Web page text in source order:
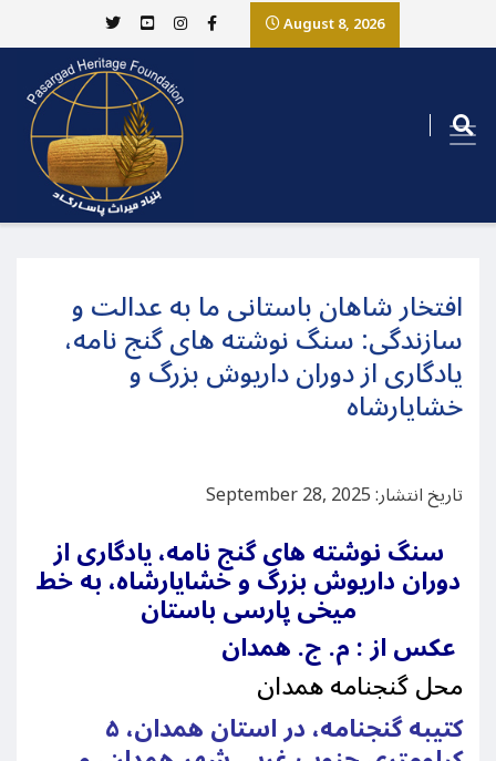
August 8, 2026
افتخار شاهان باستانی ما به عدالت و
سازندگی: سنگ نوشته های گنج نامه،
یادگاری از دوران داریوش بزرگ و
خشایارشاه
تاریخ انتشار: September 28, 2025
سنگ نوشته های گنج نامه، یادگاری از
دوران داریوش بزرگ و خشایارشاه، به خط
میخی پارسی باستان
محل گنجنامه همدان
کتیبه گنجنامه، در استان همدان، ۵